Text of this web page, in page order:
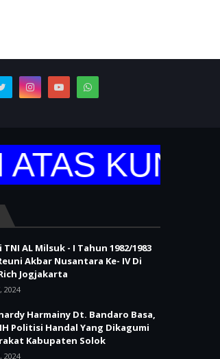
AL Milsuk - I Tahun 1982/1983
Akbar Nusantara Ke- IV Di
Jogjakarta
2024
Harmainy Dt. Bandaro Basa,
Politisi Handal Yang Dikagumi
Kabupaten Solok
2024